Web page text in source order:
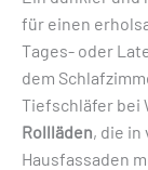
für einen
Tages- oder
dem
Tiefschläfer bei
Rollläden, die
Hausfassaden